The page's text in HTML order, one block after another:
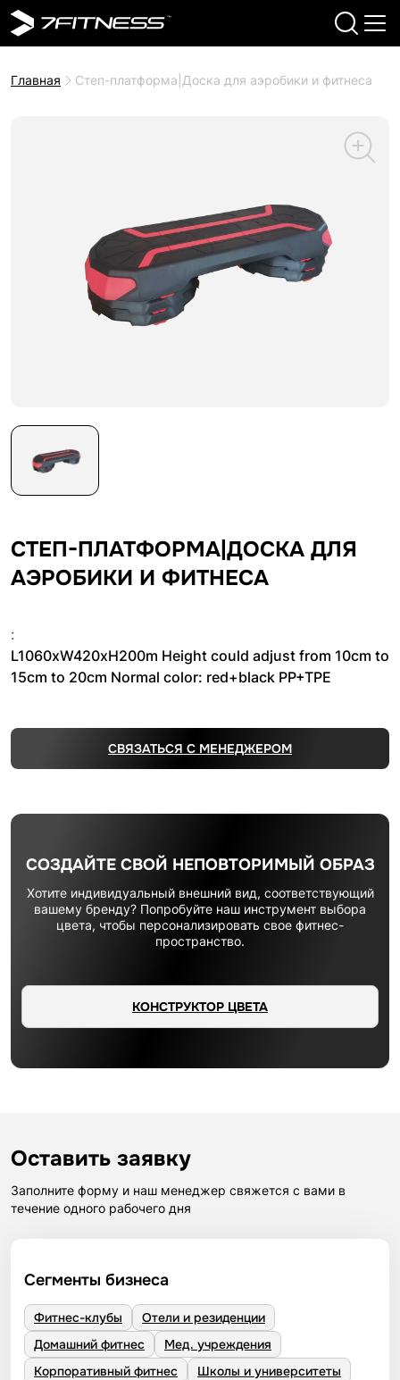
Главная Степ-платформа|Доска для аэробики и фитнеса
СТЕП-ПЛАТФОРМА|ДОСКА ДЛЯ
АЭРОБИКИ И ФИТНЕСА
:
L1060xW420xH200m Height could adjust from 10cm to
15cm to 20cm Normal color: red+black PP+TPE
СВЯЗАТЬСЯ С МЕНЕДЖЕРОМ
СОЗДАЙТЕ СВОЙ НЕПОВТОРИМЫЙ ОБРАЗ
Хотите индивидуальный внешний вид, соответствующий
вашему бренду? Попробуйте наш инструмент выбора
цвета, чтобы персонализировать свое фитнес-
пространство.
КОНСТРУКТОР ЦВЕТА
Оставить заявку
Заполните форму и наш менеджер свяжется с вами в
течение одного рабочего дня
Сегменты бизнеса
Фитнес-клубы
Отели и резиденции
Домашний фитнес
Мед. учреждения
Корпоративный фитнес
Школы и университеты